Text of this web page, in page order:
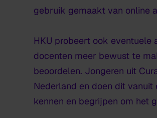
gebruik gemaakt van online
HKU probeert ook
docenten meer bewust te
beoordelen. Jongeren uit
Nederland en doen dit
kennen en begrijpen om het